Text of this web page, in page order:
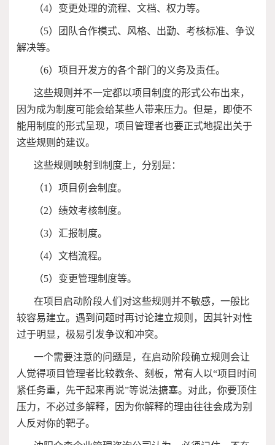
（4）变更处理的流程、文档、权力等。
（5）团队合作模式、风格、出勤、考核标准、争议
解决等。
（6）项目开发方的各个部门的义务及责任。
这些规则并不一定都以项目制度的形式公布出来，
因为成为制度可能会给某些人带来压力。但是，即使不
能用制度的形式呈现，项目管理者也要正式地提出关于
这些规则的建议。
这些规则映射到制度上，分别是：
（1）项目例会制度。
（2）绩效考核制度。
（3）汇报制度。
（4）文档流程。
（5）变更管理制度等。
在项目启动阶段人们对这些规则并不敏感，一般比
较容易建立。遇到问题时再讨论建立规则，因其针对性
过于明显，极易引发争议和冲突。
一个需要注意的问题是，在启动阶段确立规则会让
人觉得项目管理者比较教条、刻板，常有人以“项目时间
紧任务重，先干起来再说”等说法搪塞。对此，你要顶住
压力，不必过多解释，因为你解释的理由往往会成为别
人反对你的靶子。